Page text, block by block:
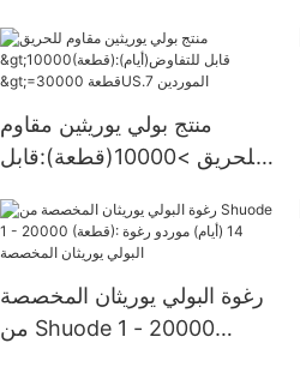
منتج بولي يوريثين مقاوم
للحريق >10000(قطعة):قابل
قطعةUS.7 الموردين
رغوة البولي يوريثان المخصصة
من Shuode 1 - 20000